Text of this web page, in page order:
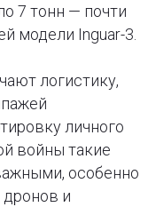
7 тонн — почти
модели Inguar-3.
логистику,
личного
войны такие
особенно
дронов и